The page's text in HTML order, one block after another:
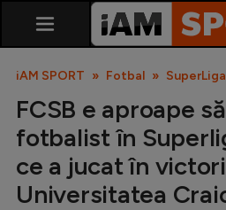
iAM SPORT Fotbal SuperLiga
FCSB e aproape
fotbalist în
ce a jucat în
Universitatea